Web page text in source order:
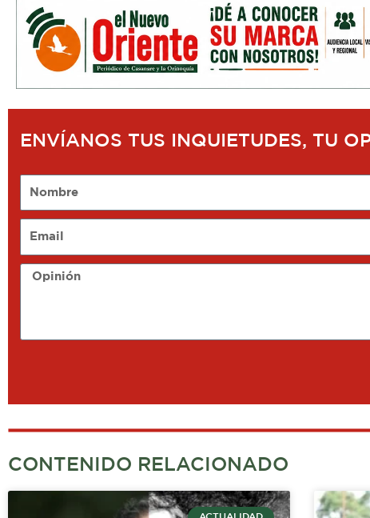
ENVÍANOS TUS INQUIETUDES, TU
Opinión
CONTENIDO RELACIONADO